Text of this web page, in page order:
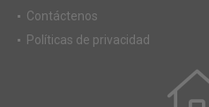
Contáctenos
Políticas de privacidad